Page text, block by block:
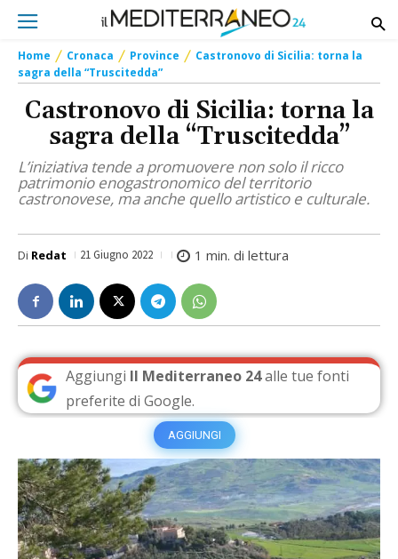
Home Cronaca Province
Castronovo di Sicilia: torna la
sagra della “Truscitedda”
Castronovo di Sicilia: torna la
sagra della “Truscitedda”
L’iniziativa tende a promuovere non solo il ricco
patrimonio enogastronomico del territorio
castronovese, ma anche quello artistico e culturale.
Di Redat 21 Giugno 2022 1 min. di lettura
Aggiungi Il Mediterraneo 24alle tue fonti
preferite di Google.
AGGIUNGI